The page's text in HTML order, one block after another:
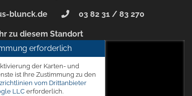
blunck.de 03 82 31 / 83 270
zu diesem Standort
Barth
erforderlich
der Karten- und
ist Ihre Zustimmung zu den
vom Drittanbieter
LLCerforderlich.